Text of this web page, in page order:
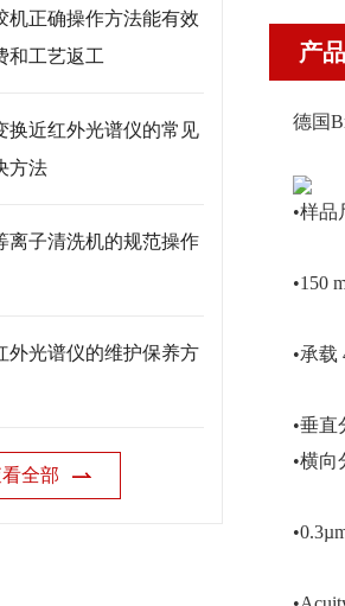
机正确操作方法能有效
和工艺返工
换近红外光谱仪的常见
方法
离子清洗机的规范操作
外光谱仪的维护保养方
全部
产
德国
•样品
•150
•承载
•垂直
•横向